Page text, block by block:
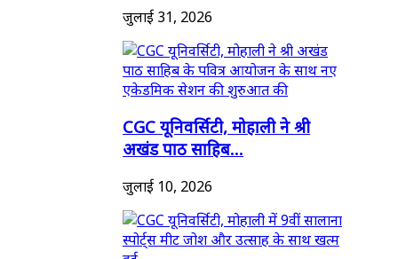
जुलाई 31, 2026
CGC यूनिवर्सिटी, मोहाली ने श्री
अखंड पाठ साहिब...
जुलाई 10, 2026